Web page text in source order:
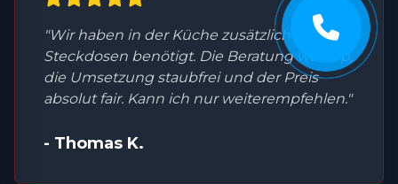
"Wir haben in der Küche zusätzliche
Steckdosen benötigt. Die Beratung war top,
die Umsetzung staubfrei und der Preis
absolut fair. Kann ich nur weiterempfehlen."
- Thomas K.